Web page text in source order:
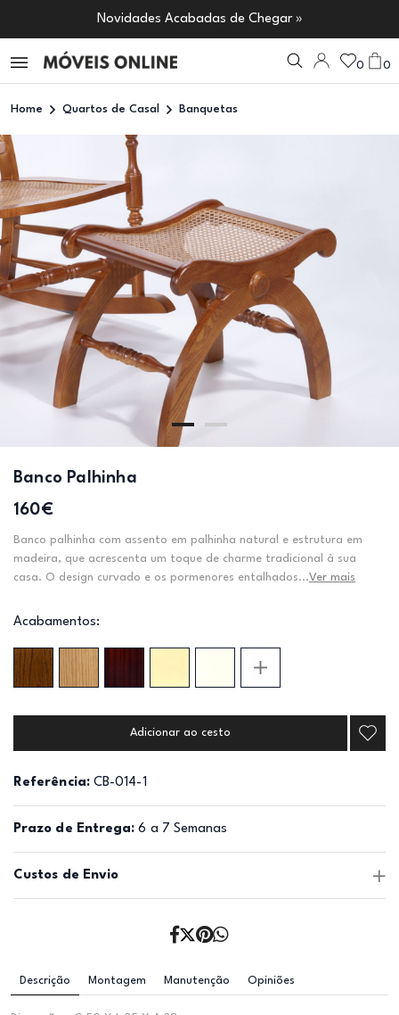
Novidades Acabadas de Chegar »
0 0
Home Quartos de Casal Banquetas
Banco Palhinha
160€
Banco palhinha com assento em palhinha natural e estrutura em
madeira, que acrescenta um toque de charme tradicional à sua
casa. O design curvado e os pormenores entalhados...Ver mais
Acabamentos:
Adicionar ao cesto
Referência: CB-014-1
Prazo de Entrega: 6 a 7 Semanas
Custos de Envio
Descrição Montagem Manutenção Opiniões